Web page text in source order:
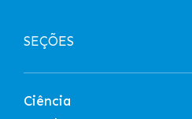
SEÇÕES
Ciência